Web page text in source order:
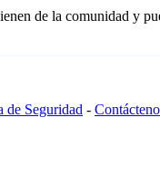
de la comunidad y
de Seguridad -